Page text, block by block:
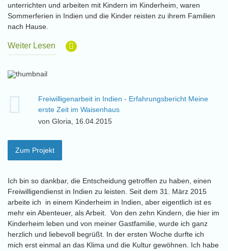
unterrichten und arbeiten mit Kindern im Kinderheim, waren
Sommerferien in Indien und die Kinder reisten zu ihrem Familien
nach Hause.
Weiter Lesen
Freiwilligenarbeit in Indien - Erfahrungsbericht Meine
erste Zeit im Waisenhaus
von Gloria, 16.04.2015
Zum Projekt
Ich bin so dankbar, die Entscheidung getroffen zu haben, einen
Freiwilligendienst in Indien zu leisten. Seit dem 31. März 2015
arbeite ich in einem Kinderheim in Indien, aber eigentlich ist es
mehr ein Abenteuer, als Arbeit. Von den zehn Kindern, die hier im
Kinderheim leben und von meiner Gastfamilie, wurde ich ganz
herzlich und liebevoll begrüßt. In der ersten Woche durfte ich
mich erst einmal an das Klima und die Kultur gewöhnen. Ich habe